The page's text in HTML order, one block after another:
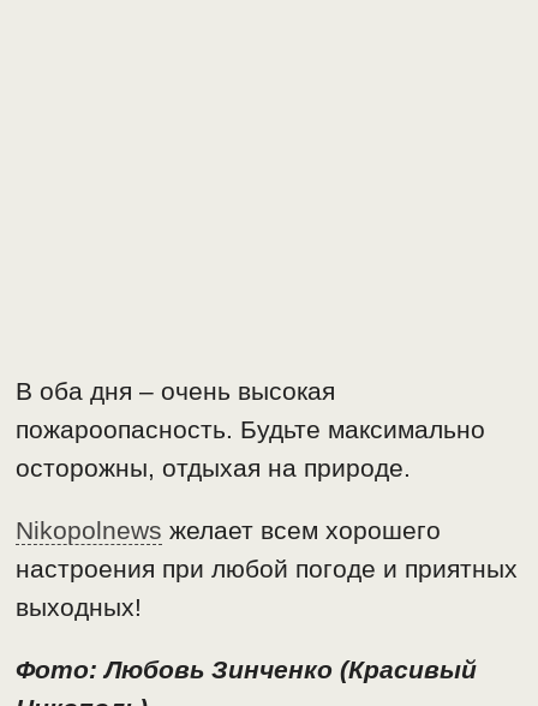
В оба дня – очень высокая
пожароопасность. Будьте максимально
осторожны, отдыхая на природе.
Nikopolnews желает всем хорошего
настроения при любой погоде и приятных
выходных!
Фото: Любовь Зинченко (Красивый